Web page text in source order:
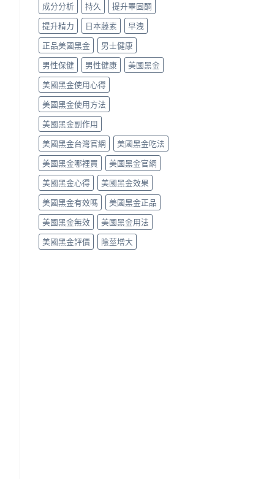
成分分析
持久
提升睪固酮
提升精力
日本藤素
早洩
正品美國黑金
男士健康
男性保健
男性健康
美國黑金
美國黑金使用心得
美國黑金使用方法
美國黑金副作用
美國黑金台灣官網
美國黑金吃法
美國黑金哪裡買
美國黑金官網
美國黑金心得
美國黑金效果
美國黑金有效嗎
美國黑金正品
美國黑金無效
美國黑金用法
美國黑金評價
陰莖增大